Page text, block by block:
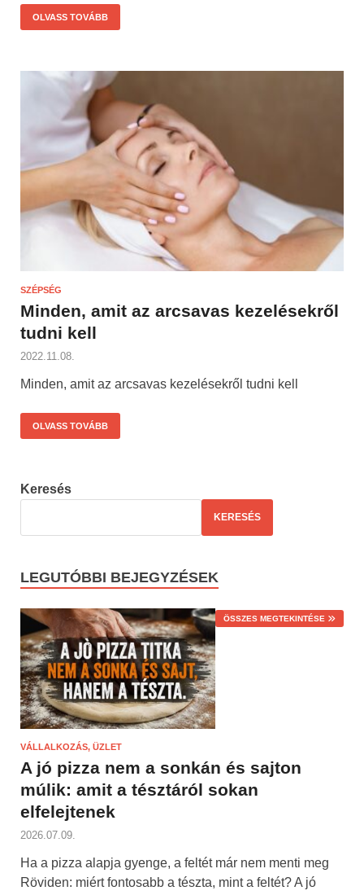
OLVASS TOVÁBB
SZÉPSÉG
Minden, amit az arcsavas kezelésekről
tudni kell
2022.11.08.
Minden, amit az arcsavas kezelésekről tudni kell
OLVASS TOVÁBB
Keresés
KERESÉS
LEGUTÓBBI BEJEGYZÉSEK
ÖSSZES MEGTEKINTÉSE
VÁLLALKOZÁS, ÜZLET
A jó pizza nem a sonkán és sajton
múlik: amit a tésztáról sokan
elfelejtenek
2026.07.09.
Ha a pizza alapja gyenge, a feltét már nem menti meg
Röviden: miért fontosabb a tészta, mint a feltét? A jó